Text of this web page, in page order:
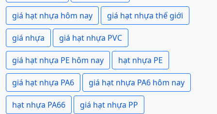
giá hạt nhựa hôm nay giá hạt nhựa thế giới
giá nhựa giá hạt nhựa PVC
giá hạt nhựa PE hôm nay hạt nhựa PE
giá hạt nhựa PA6 giá hạt nhựa PA6 hôm nay
hạt nhựa PA66 giá hạt nhựa PP